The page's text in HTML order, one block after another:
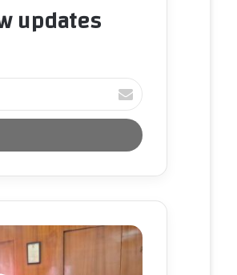
updates!
أ
د
خ
ل
د
ا
ل